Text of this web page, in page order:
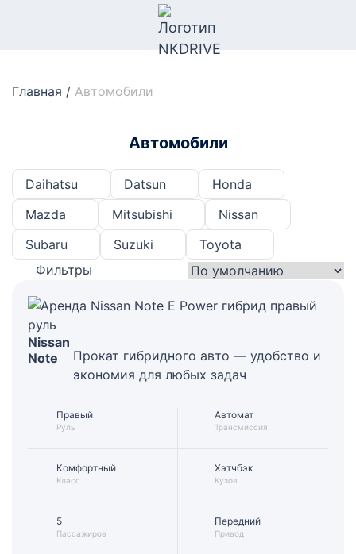
Главная / Автомобили
Автомобили
Daihatsu Datsun
Honda
Mazda
Mitsubishi
Nissan
Subaru
Suzuki
Toyota
Фильтры
Nissan
Note
Прокат гибридного авто — удобство и
экономия для любых задач
Правый
Руль
Комфортный
Класс
Автомат
Трансмиссия
Хэтчбэк
Кузов
5
Пассажиров
Передний
Привод